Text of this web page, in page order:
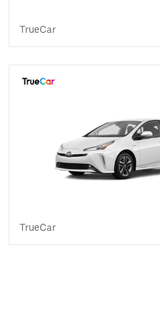
TrueCar
TrueCar